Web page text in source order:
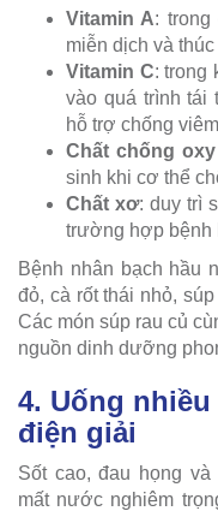
Vitamin A: trong
miễn dịch và
Vitamin C: trong
vào quá trình tái
hỗ trợ chống
Chất chống
sinh khi cơ thể
Chất xơ: duy trì
trường hợp bệnh
Bệnh nhân bạch hầu
đỏ, cà rốt thái nhỏ,
Các món súp rau củ
nguồn dinh dưỡng
4. Uống
điện giải
Sốt cao, đau họng
mất nước nghiêm